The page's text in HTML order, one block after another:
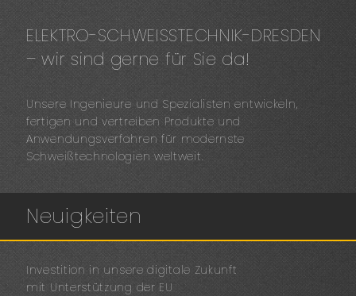
ELEKTRO-SCHWEISSTECHNIK-DRESDEN
– wir sind gerne für Sie da!
Unsere Ingenieure und Spezialisten entwickeln,
fertigen und vertreiben Produkte und
Anwendungsverfahren für modernste
Schweißtechnologien weltweit.
Neuigkeiten
Investition in unsere digitale Zukunft
mit Unterstützung der EU